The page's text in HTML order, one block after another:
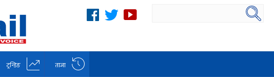
ट्रन्डिङ ताजा